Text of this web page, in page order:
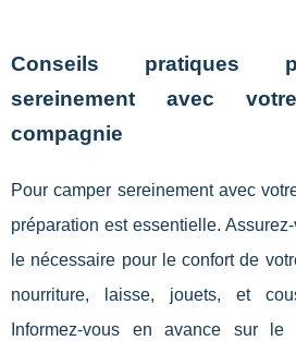
Conseils pratiques
sereinement avec
compagnie
Pour camper sereinement avec
préparation est essentielle.
le nécessaire pour le confort de
nourriture, laisse, jouets, et
Informez-vous en avance sur le